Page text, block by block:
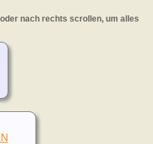
nach rechts scrollen, um alles